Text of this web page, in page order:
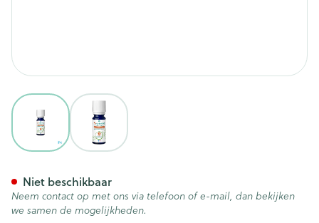
View larger imageView larger image
Niet beschikbaar
Neem contact op met ons via telefoon of e-mail, dan bekijken
we samen de mogelijkheden.